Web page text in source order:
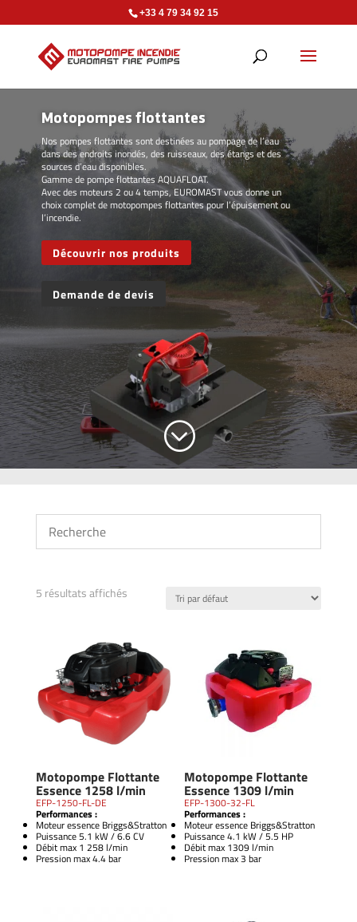
+33 4 79 34 92 15
Motopompes flottantes
Nos pompes flottantes sont destinées au pompage de l’eau
dans des endroits inondés, des ruisseaux, des étangs et des
sources d’eau disponibles.
Gamme de pompe flottantes AQUAFLOAT.
Avec des moteurs 2 ou 4 temps, EUROMAST vous donne un
choix complet de motopompes flottantes pour l’épuisement ou
l’incendie.
Découvrir nos produits
Demande de devis
;
5 résultats affichés
Motopompe Flottante
Essence 1258 l/min
EFP-1250-FL-DE
Performances :
Moteur essence Briggs&Stratton
Puissance 5.1 kW / 6.6 CV
Débit max 1 258 l/min
Pression max 4.4 bar
Motopompe Flottante
Essence 1309 l/min
EFP-1300-32-FL
Performances :
Moteur essence Briggs&Stratton
Puissance 4.1 kW / 5.5 HP
Débit max 1309 l/min
Pression max 3 bar